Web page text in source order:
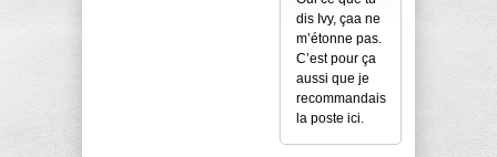
dis Ivy, çaa ne
m’étonne pas.
C’est pour ça
aussi que je
recommandais
la poste ici.